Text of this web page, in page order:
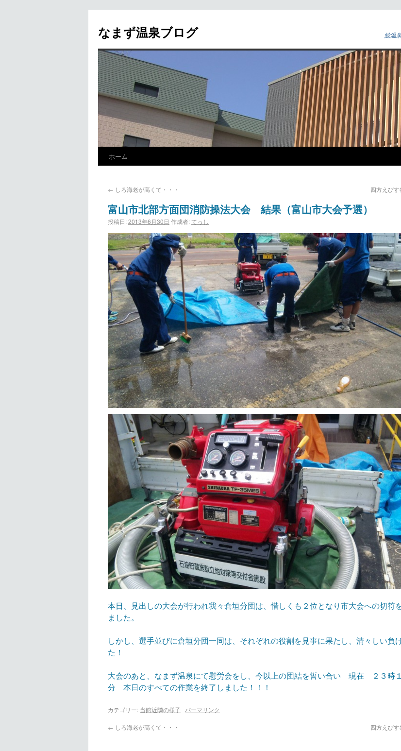
なまず温泉ブログ 鯰温
ホーム
← しろ海老が高くて・・・ 四方えびす
富山市北部方面団消防操法大会 結果（富山市大会予選）
投稿日:2013年6月30日 作成者:てっし
本日、見出しの大会が行われ我々倉垣分団は、惜しくも２位となり市大会への切符
ました。
しかし、選手並びに倉垣分団一同は、それぞれの役割を見事に果たし、清々しい負
た！
大会のあと、なまず温泉にて慰労会をし、今以上の団結を誓い合い 現在 ２３時
分 本日のすべての作業を終了しました！！！
カテゴリー: 当館近隣の様子 パーマリンク
← しろ海老が高くて・・・ 四方えびす